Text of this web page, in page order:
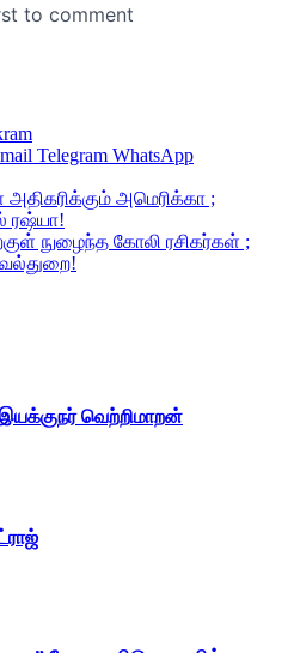
Telegram WhatsApp
அமெரிக்கா ;
ரஷ்யா!
நுழைந்த கோலி ரசிகர்கள் ;
இயக்குநர் வெற்றிமாறன்